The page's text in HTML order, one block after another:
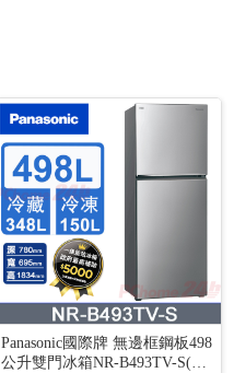
Panasonic國際牌 無邊框鋼板498
公升雙門冰箱NR-B493TV-S(晶